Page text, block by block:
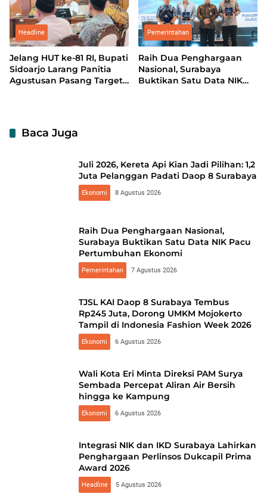
Headline
Jelang HUT ke-81 RI, Bupati
Sidoarjo Larang Panitia
Agustusan Pasang Target
Pemerintahan
Raih Dua Penghargaan
Nasional, Surabaya
Buktikan Satu Data NIK
Baca Juga
Juli 2026, Kereta Api Kian Jadi Pilihan: 1,2
Juta Pelanggan Padati Daop 8 Surabaya
Ekonomi 8 Agustus 2026
Raih Dua Penghargaan Nasional,
Surabaya Buktikan Satu Data NIK Pacu
Pertumbuhan Ekonomi
Pemerintahan 7 Agustus 2026
TJSL KAI Daop 8 Surabaya Tembus
Rp245 Juta, Dorong UMKM Mojokerto
Tampil di Indonesia Fashion Week 2026
Ekonomi 6 Agustus 2026
Wali Kota Eri Minta Direksi PAM Surya
Sembada Percepat Aliran Air Bersih
hingga ke Kampung
Ekonomi 6 Agustus 2026
Integrasi NIK dan IKD Surabaya Lahirkan
Penghargaan Perlinsos Dukcapil Prima
Award 2026
Headline 5 Agustus 2026